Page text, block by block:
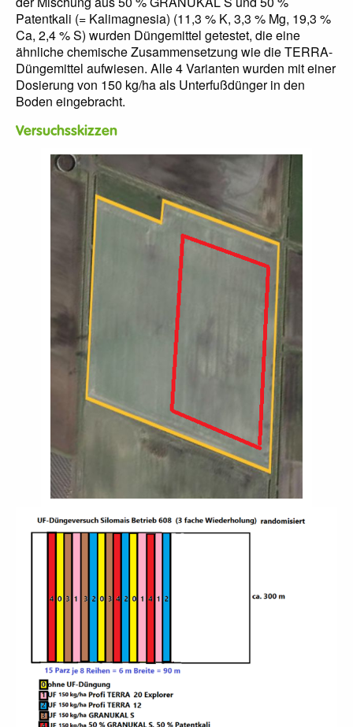
Patentkali (= Kalimagnesia) (11,3 % K, 3,3 % Mg, 19,3 %
Ca, 2,4 % S) wurden Düngemittel getestet, die eine
ähnliche chemische Zusammensetzung wie die TERRA-
Düngemittel aufwiesen. Alle 4 Varianten wurden mit einer
Dosierung von 150 kg/ha als Unterfußdünger in den
Boden eingebracht.
Versuchsskizzen